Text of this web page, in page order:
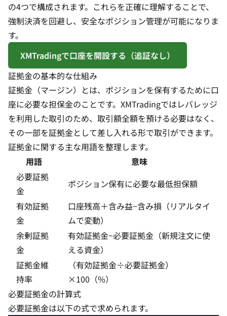
の4つで構成されます。これらを正確に理解することで、
強制決済を回避し、安全なポジション管理が可能になりま
す。
XMTradingで口座を開設する（追証なし）
証拠金の基本的な仕組み
証拠金（マージン）とは、ポジションを保有するために口
座に必要な担保金のことです。XMTradingではレバレッジ
を利用した取引のため、取引額全額を預ける必要はなく、
その一部を証拠金として差し入れる形で取引ができます。
証拠金に関する主な用語を整理します。
用語
意味
必要証拠
金
ポジション保有に必要な最低担保額
有効証拠
金
口座残高＋含み益−含み損（リアルタイ
ムで変動）
余剰証拠
金
有効証拠金−必要証拠金（新規注文に使
える資金）
証拠金維
持率
（有効証拠金÷必要証拠金）
×100（%）
必要証拠金の計算式
必要証拠金は以下の式で求められます。